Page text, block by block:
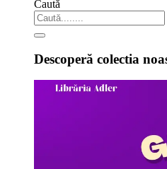
Caută
Descoperă colectia